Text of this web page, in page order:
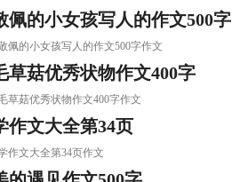
佩的小女孩写人的作文500字
佩的小女孩写人的作文500字作文
草菇优秀状物作文400字
草菇优秀状物作文400字作文
作文大全第34页
作文大全第34页作文